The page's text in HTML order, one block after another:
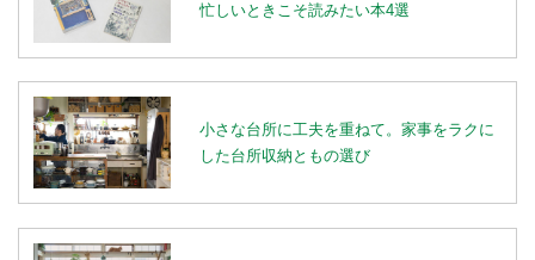
忙しいときこそ読みたい本4選
小さな台所に工夫を重ねて。家事をラクに
した台所収納ともの選び